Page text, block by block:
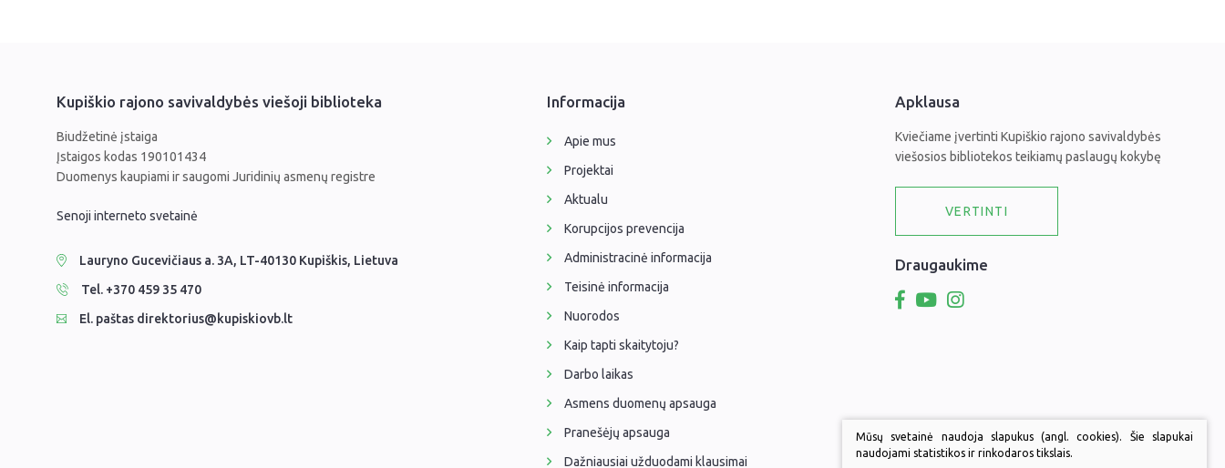
Kupiškio rajono savivaldybės viešoji biblioteka
Biudžetinė įstaiga
Įstaigos kodas 190101434
Duomenys kaupiami ir saugomi Juridinių asmenų registre
Senoji interneto svetainė
Lauryno Gucevičiaus a. 3A, LT-40130 Kupiškis, Lietuva
Tel. +370 459 35 470
El. paštas direktorius@kupiskiovb.lt
Informacija
Apie mus
Projektai
Aktualu
Korupcijos prevencija
Administracinė informacija
Teisinė informacija
Nuorodos
Kaip tapti skaitytoju?
Darbo laikas
Asmens duomenų apsauga
Pranešėjų apsauga
Dažniausiai užduodami klausimai
Apklausa
Kviečiame įvertinti Kupiškio rajono savivaldybės
viešosios bibliotekos teikiamų paslaugų kokybę
VERTINTI
Draugaukime
Mūsų svetainė naudoja slapukus (angl. cookies). Šie slapukai
naudojami statistikos ir rinkodaros tikslais.